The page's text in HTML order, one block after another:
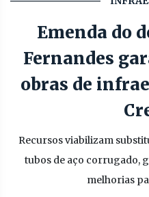
Emenda do
Fernandes
obras de
Recursos viabilizam
tubos de aço corrugado,
melhorias